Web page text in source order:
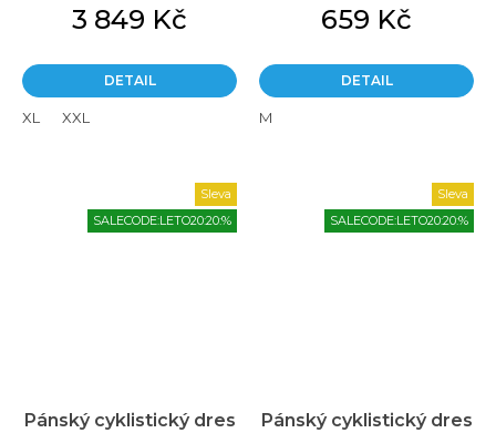
3 849 Kč
DETAIL
XL XXL
659 Kč
DETAIL
M
Sleva
SALECODE:LETO20:20:%
Pánský cyklistický dres
Sleva
SALECODE:LETO20:20:%
Pánský cyklistický dres